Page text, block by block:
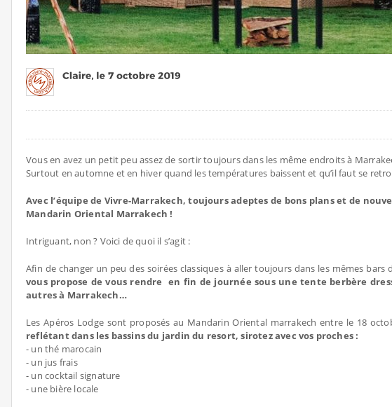
Vous en avez un petit peu assez de sortir toujours dans les même endroits à
Surtout en automne et en hiver quand les températures baissent et qu’il faut se
Avec l’équipe de Vivre-Marrakech, toujours adeptes de bons plans et de
Mandarin Oriental Marrakech !
Intriguant, non ? Voici de quoi il s’agit :
Afin de changer un peu des soirées classiques à aller toujours dans les mêmes
vous propose de vous rendre en fin de journée sous une tente berbère
autres à Marrakech…
Les Apéros Lodge sont proposés au Mandarin Oriental marrakech entre le 18
reflétant dans les bassins du jardin du resort, sirotez avec vos proches :
- un thé marocain
- un jus frais
- un cocktail signature
- une bière locale